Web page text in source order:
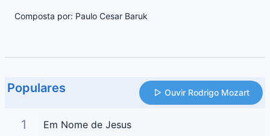
Composta por: Paulo Cesar Baruk
Populares Ouvir Rodrigo Mozart
1 Em Nome de Jesus